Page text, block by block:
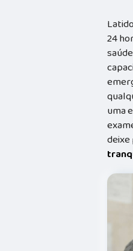
24
uma
deixe